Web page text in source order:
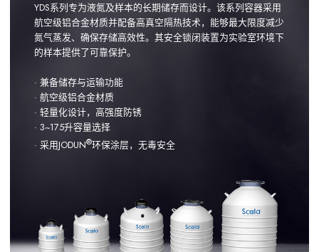
YDS系列专为液氮及样本的长期储存而设计。该系列容器采用
航空级铝合金材质并配备高真空隔热技术，能够最大限度减少
氮气蒸发、确保存储高效性。其安全锁闭装置为实验室环境下
的样本提供了可靠保护。
· 兼备储存与运输功能
· 航空级铝合金材质
· 轻量化设计，高强度防锈
· 3~175升容量选择
· 采用JODUN®环保涂层，无毒安全